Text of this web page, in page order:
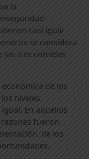
la
casi igual
se considera
las tres comidas
de los
niveles
En aquellos
fueron
de los